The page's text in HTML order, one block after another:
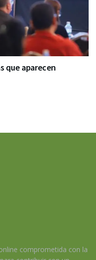
que aparecen
comprometida con la